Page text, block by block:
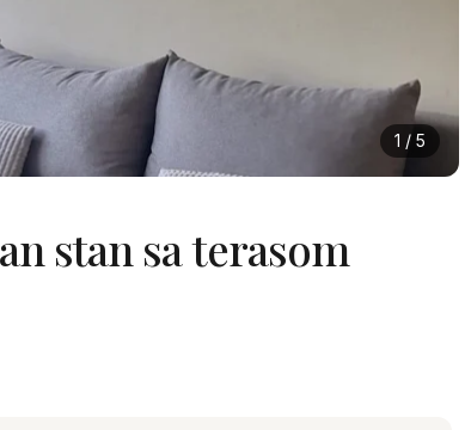
1 / 5
stan sa terasom